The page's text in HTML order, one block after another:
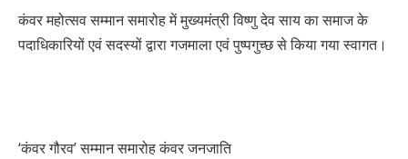
कंवर महोत्सव सम्मान समारोह में मुख्यमंत्री विष्णु देव साय का समाज के
पदाधिकारियों एवं सदस्यों द्वारा गजमाला एवं पुष्पगुच्छ से किया गया स्वागत।
‘कंवर गौरव’ सम्मान समारोह कंवर जनजाति